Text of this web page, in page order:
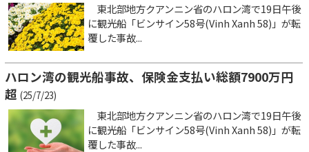
東北部地方クアンニン省のハロン湾で19日午後
に観光船「ビンサイン58号(Vinh Xanh 58)」が転
覆した事故...
ハロン湾の観光船事故、保険金支払い総額7900万円
超 (25/7/23)
東北部地方クアンニン省のハロン湾で19日午後
に観光船「ビンサイン58号(Vinh Xanh 58)」が転
覆した事故...